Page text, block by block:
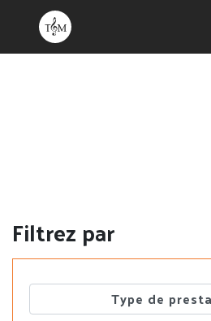
Filtrez par